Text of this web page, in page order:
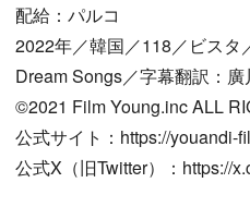
配給：パルコ
2022年／韓国／118／ビスタ
Dream Songs／字幕翻訳：廣
©2021 Film Young.inc ALL
公式サイト：https://youandi-
公式X（旧Twitter）：https://